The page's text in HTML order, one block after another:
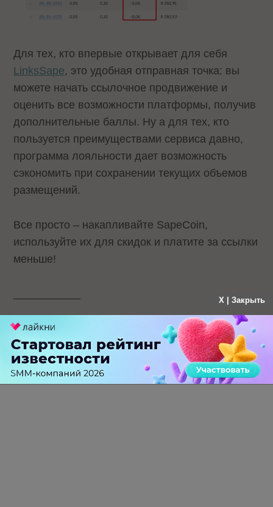
Для тех, кто впервые открывает для себя
LinksSape, это удобная отправная точка: вы
можете начать ссылочное продвижение и
оценить все возможности платформы, получив
дополнительные баллы. Ну а для тех, кто
пользуется преимуществами сервиса давно,
программа лояльности дает возможность
сэкономить при сохранении текущих объемов
размещений.
Все просто – накапливайте SapeCoin,
используйте их для скидок и платите за ссылки
меньше!
*LinksSape – ЛинксСапе
*SapeCoin – СапеКоин
X | Закрыть